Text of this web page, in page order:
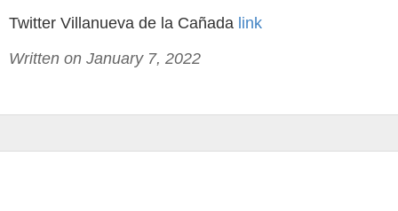
Twitter Villanueva de la Cañada link
Written on January 7, 2022